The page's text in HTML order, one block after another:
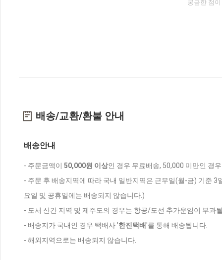
궁금한 점
배송/교환/환불 안내
배송안내
- 주문금액이 50,000원 이상인 경우 무료배송, 50,000 미만인 경
- 주문 후 배송지역에 따라 국내 일반지역은 근무일(월-금) 기준
요일 및 공휴일에는 배송되지 않습니다.)
- 도서 산간 지역 및 제주도의 경우는 항공/도선 추가운임이 부과
- 배송지가 국내인 경우 택배사 '한진택배'를 통해 배송됩니다.
- 해외지역으로는 배송되지 않습니다.